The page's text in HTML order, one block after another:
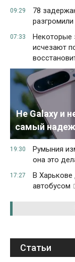
09:29
78
07:33
Некоторые
исчезают
Не Galaxy и
самый
19:30
Румыния
она это
17:27
В
автобусом
Статьи